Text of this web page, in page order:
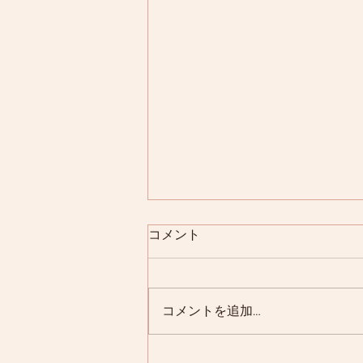
YouTube
コメント
コメントを追加…